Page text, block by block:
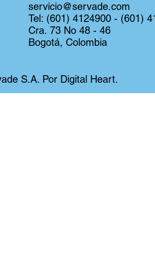
Cra. 73 No 48 - 46
Bogotá, Colombia
Tel: (601) 4124900 - (601)
servicio@servade.com
S.A. Por Digital Heart.